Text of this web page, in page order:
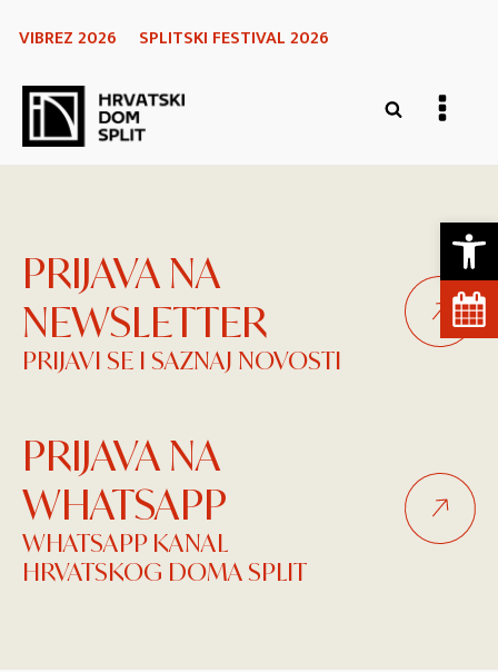
VIBREZ 2026 SPLITSKI FESTIVAL 2026
PRIJAVA NA
NEWSLETTER
PRIJAVI SE I SAZNAJ NOVOSTI
PRIJAVA NA
WHATSAPP
WHATSAPP KANAL
HRVATSKOG DOMA SPLIT